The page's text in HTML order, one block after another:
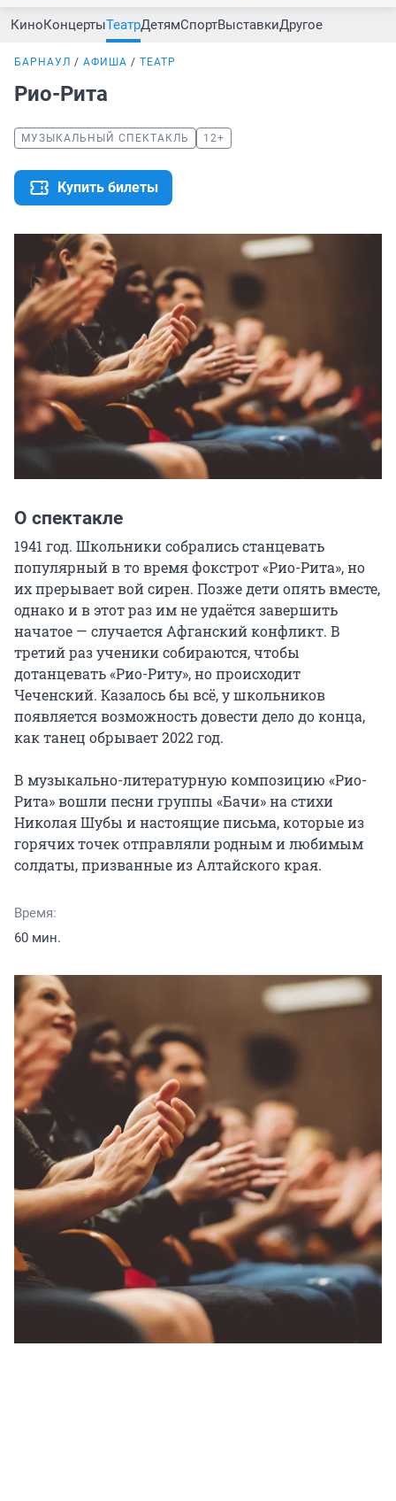
КиноКонцертыТеатрДетямСпортВыставкиДругое
БАРНАУЛ АФИША ТЕАТР
Рио-Рита
МУЗЫКАЛЬНЫЙ СПЕКТАКЛЬ 12+
Купить билеты
О спектакле
1941 год. Школьники собрались станцевать
популярный в то время фокстрот «Рио-Рита», но
их прерывает вой сирен. Позже дети опять вместе,
однако и в этот раз им не удаётся завершить
начатое — случается Афганский конфликт. В
третий раз ученики собираются, чтобы
дотанцевать «Рио-Риту», но происходит
Чеченский. Казалось бы всё, у школьников
появляется возможность довести дело до конца,
как танец обрывает 2022 год.
В музыкально-литературную композицию «Рио-
Рита» вошли песни группы «Бачи» на стихи
Николая Шубы и настоящие письма, которые из
горячих точек отправляли родным и любимым
солдаты, призванные из Алтайского края.
Время:
60 мин.